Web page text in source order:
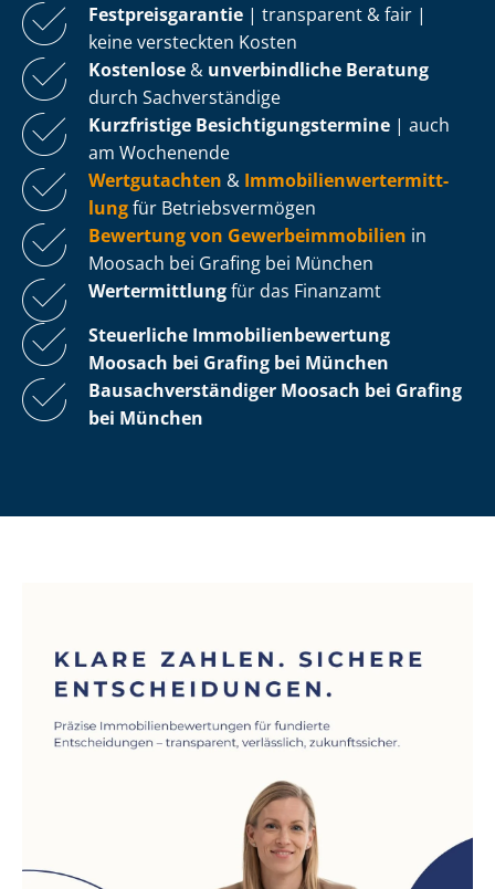
Fest­preis­ga­ran­tie | transparent & fair |
keine versteckten Kosten
Kostenlose & unverbindliche Beratung
durch Sachverständige
Kurzfristige Be­sich­ti­gungs­ter­mi­ne | auch
am Wochenende
Wertgutachten & Im­mo­bi­li­en­wert­ermitt­
lungfür Be­triebs­ver­mö­gen
Bewertung von Ge­wer­be­im­mo­bi­li­en in
Moosach bei Grafing bei München
Wertermittlungfür das Finanzamt
Steuerliche Im­mo­bi­li­en­be­wer­tung
Moosach bei Grafing bei München
Bau­sach­ver­stän­di­ger Moosach bei Grafing
bei München